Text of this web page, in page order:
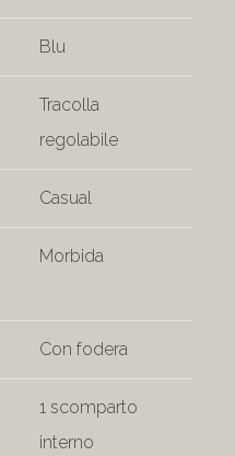
Blu
Tracolla
regolabile
Casual
Morbida
Con fodera
1 scomparto
interno